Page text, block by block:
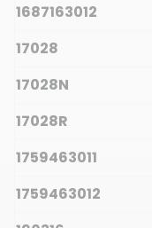
1687163012
17028
17028N
17028R
1759463011
1759463012